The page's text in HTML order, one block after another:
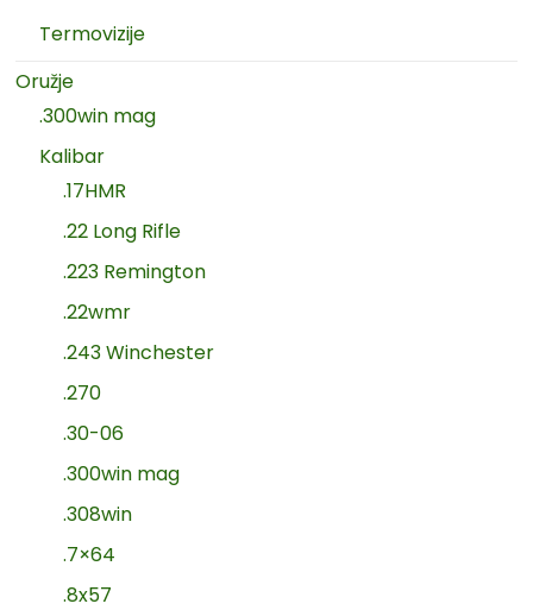
Termovizije
Oružje
.300win mag
Kalibar
.17HMR
.22 Long Rifle
.223 Remington
.22wmr
.243 Winchester
.270
.30-06
.300win mag
.308win
.7×64
.8x57